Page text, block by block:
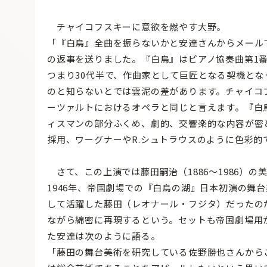
チャイコフスキーに意欲を燃やす大野。
「『白鳥』全曲を振らないかと安達さんからメー
の返事を送りました。『白鳥』はピアノ協奏曲第1
つまり30代半で、作曲家として巨匠となる契機と
のと知らないとでは雲泥の差があります。チャイ
ーツァルトにおけるオペラと同じと言えます。『
ィスマンの部分ふくめ、劇的、交響楽的な内容が
採用、ワーグナーやR.シュトラウスのように色彩
さて、この上演では藤田嗣治（1886〜1986）の
1946年、帝国劇場での『白鳥の湖』日本初演の舞
して活躍した藤田（レオナール・フジタ）だった
ながら綿密に再現するという。セットも帝国劇場
た安達は次のように語る。
「藤田の舞台美術を研究している佐野勝也さんか